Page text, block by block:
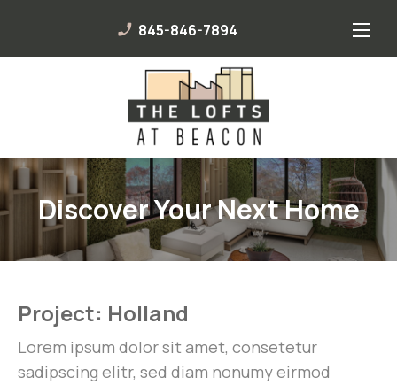
phone_enabled 845-846-7894
Discover Your Next Home
Project: Holland
Lorem ipsum dolor sit amet, consetetur
sadipscing elitr, sed diam nonumy eirmod